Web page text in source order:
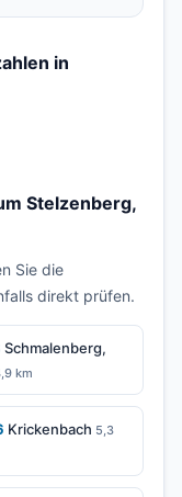
in
Stelzenberg,
Sie die
direkt prüfen.
Schmalenberg,
km
Krickenbach 5,3